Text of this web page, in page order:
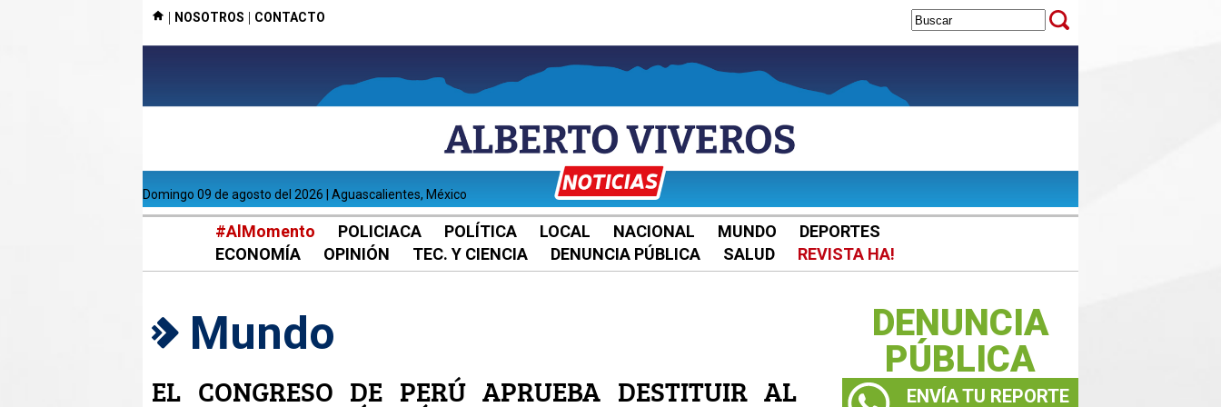
| NOSOTROS | CONTACTO
domingo 09 de agosto del 2026 | Aguascalientes, México
#AlMomento POLICIACA POLÍTICA LOCAL NACIONAL MUNDO
DEPORTES
ECONOMÍA
OPINIÓN TEC. Y CIENCIA DENUNCIA PÚBLICA SALUD REVISTA HA!
Mundo
EL CONGRESO DE PERÚ APRUEBA DESTITUIR AL
DENUNCIA
PÚBLICA
ENVÍA TU REPORTE